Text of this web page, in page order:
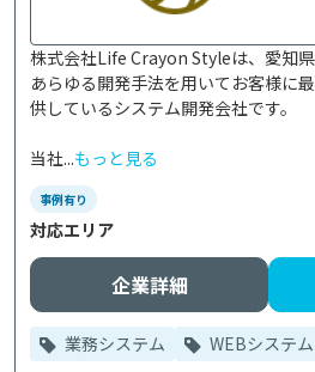
株式会社Life Crayon Styleは、愛知県
あらゆる開発手法を用いてお客様に
供しているシステム開発会社です。
当社...もっと見る
事例有り
対応エリア
企業詳細
業務システム WEBシステム